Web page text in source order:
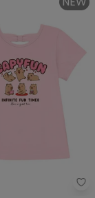
Infantil Meia